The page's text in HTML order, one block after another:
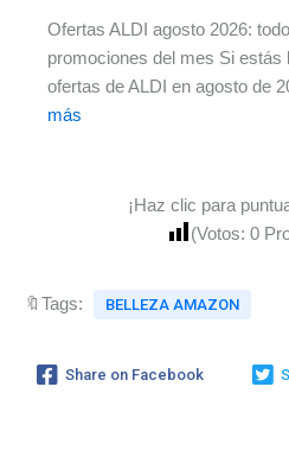
Ofertas ALDI agosto 2026:
promociones del mes Si estás
ofertas de ALDI en agosto de
más
¡Haz clic para
(Votos: 0
🔖Tags: BELLEZA AMAZON
Share on Facebook